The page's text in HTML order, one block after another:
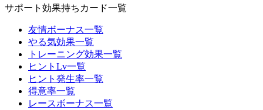
サポート効果持ちカード一覧
友情ボーナス一覧
やる気効果一覧
トレーニング効果一覧
ヒントLv一覧
ヒント発生率一覧
得意率一覧
レースボーナス一覧